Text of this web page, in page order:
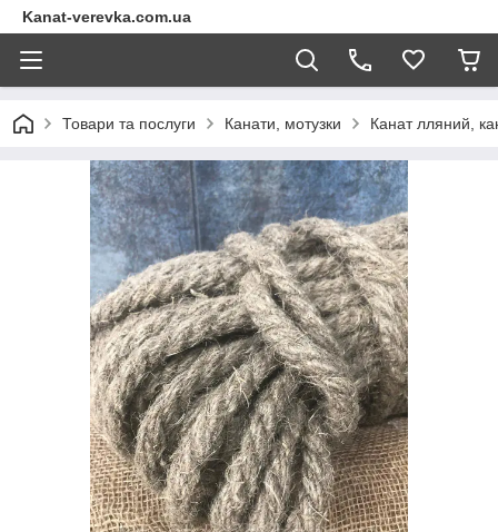
Kanat-verevka.com.ua
Товари та послуги Канати, мотузки Канат лляний,